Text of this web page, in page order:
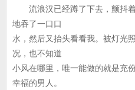
流浪汉已经蹲了下去，颤抖着
地吞了一口口
水，然后又抬头看看我。被灯光
况，也不知道
小风在哪里，唯一能做的就是充
幸福的男人。